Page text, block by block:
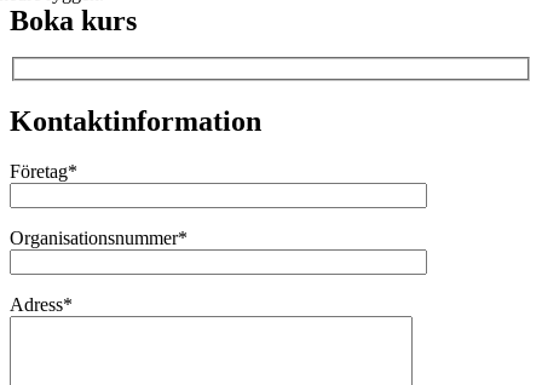
Boka kurs
Kontaktinformation
Företag*
Organisationsnummer*
Adress*